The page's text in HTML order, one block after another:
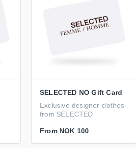
SELECTED NO Gift Card
Exclusive designer clothes
from SELECTED
From NOK 100